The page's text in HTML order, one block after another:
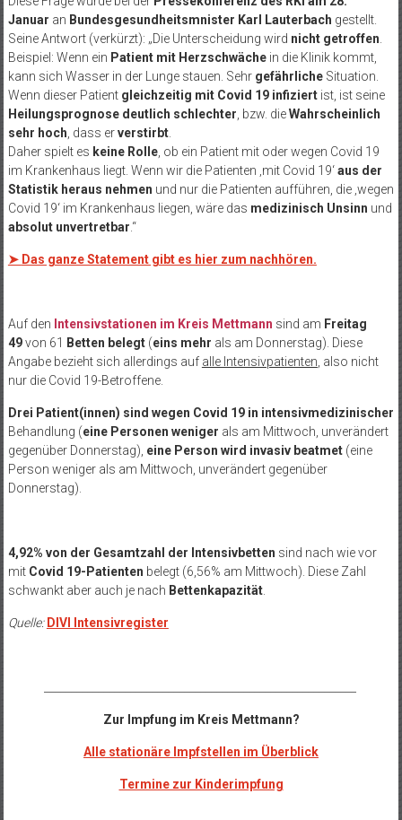
Januar an Bundesgesundheitsmnister Karl Lauterbach gestellt.
Seine Antwort (verkürzt): „Die Unterscheidung wird nicht getroffen
Beispiel: Wenn ein Patient mit Herzschwächein die Klinik kommt,
kann sich Wasser in der Lunge stauen. Sehr gefährlicheSituation.
Wenn dieser Patient gleichzeitig mit Covid 19 infiziertist, ist seine
Heilungsprognose deutlich schlechter , bzw. dieWahrscheinlich
sehr hoch , dass erverstirbt.
Daher spielt es keine Rolle, ob ein Patient mit oder wegen Covid 19
im Krankenhaus liegt. Wenn wir die Patienten ‚mit Covid 19‘aus der
Statistik heraus nehmen und nur die Patienten aufführen, die ‚wegen
Covid 19‘ im Krankenhaus liegen, wäre das medizinisch Unsinn und
absolut unvertretbar .“
➤ Das ganze Statement gibt es hier zum nachhören.
Auf den Intensivstationen im Kreis Mettmann sind am Freitag
49von 61 Betten belegt(eins mehr als am Donnerstag). Diese
Angabe bezieht sich allerdings auf alle Intensivpatienten , also nicht
nur die Covid 19-Betroffene.
Drei Patient(innen) sind wegen Covid 19 in intensivmedizinischer
Behandlung (eine Personen weniger als am Mittwoch, unverändert
gegenüber Donnerstag), eine Person wird invasiv beatmet (eine
Person weniger als am Mittwoch, unverändert gegenüber
Donnerstag).
4,92% von der Gesamtzahl der Intensivbetten sind nach wie vor
mitCovid 19-Patienten belegt (6,56% am Mittwoch). Diese Zahl
schwankt aber auch je nach Bettenkapazität.
Quelle: DIVI Intensivregister
Zur Impfung im Kreis Mettmann?
Alle stationäre Impfstellen im Überblick
Termine zur Kinderimpfung